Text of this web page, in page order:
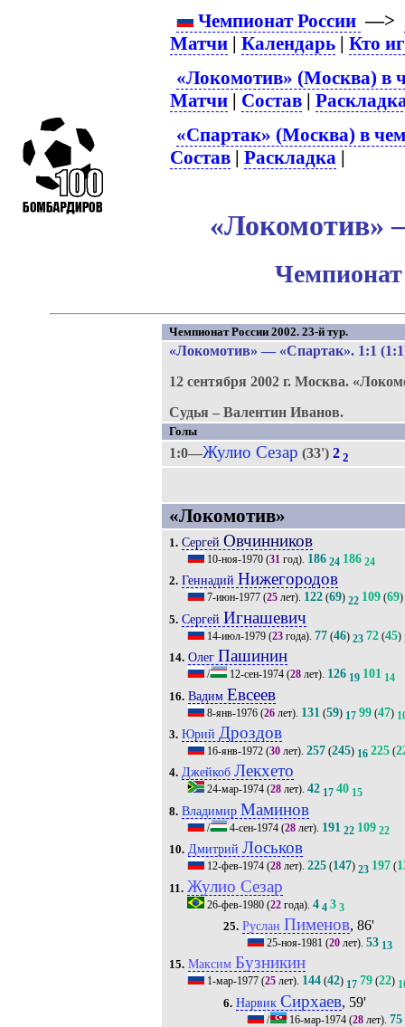
Чемпионат России —>
Матчи |Календарь |Кто
«Локомотив» (Москва) в
Матчи | Состав |
«Спартак» (Москва) в
Состав |Раскладка |
«Локомотив»
Чемпионат
Чемпионат России 2002. 23-й тур.
«Локомотив» — «Спартак». 1:1
12 сентября 2002 г. Москва.
Судья – Валентин Иванов.
Голы
1:0—Жулио Сезар (33') 2 2
«Локомотив»
1. Сергей Овчинников
10-ноя-1970(31год). 186 24 186 24
2. Геннадий Нижегородов
7-июн-1977(25лет). 122(69) 22 109(69)
5. Сергей Игнашевич
14-июл-1979(23года). 77(46) 23 72(45)
14. Олег Пашинин
/ 12-сен-1974(28лет). 126 19 101 14
16. Вадим Евсеев
8-янв-1976(26лет). 131 (59) 17 99(47)
3. Юрий Дроздов
16-янв-1972(30лет). 257(245) 16 225(
4. Джейкоб Лекхето
24-мар-1974(28лет). 42 17 40 15
8. Владимир Маминов
/ 4-сен-1974(28лет). 191 22 109 22
10. Дмитрий Лоськов
12-фев-1974(28лет). 225(147) 23 197(
11. Жулио Сезар
26-фев-1980(22года). 4 4 3 3
25. Руслан Пименов, 86'
25-ноя-1981 (20 лет).53 13
15. Максим Бузникин
1-мар-1977(25лет). 144(42) 17 79(22)
6. Нарвик Сирхаев, 59'
/ 16-мар-1974 (28 лет).75